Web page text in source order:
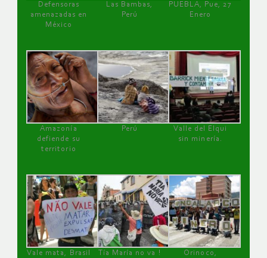
Defensoras
amenazadas en
México
Las Bambas,
Perú
PUEBLA, Pue, 27
Enero
Amazonía
defiende su
territorio
Perú
Valle del Elqui
sin minería.
Vale mata, Brasil
Tía María no va !
Orinoco,